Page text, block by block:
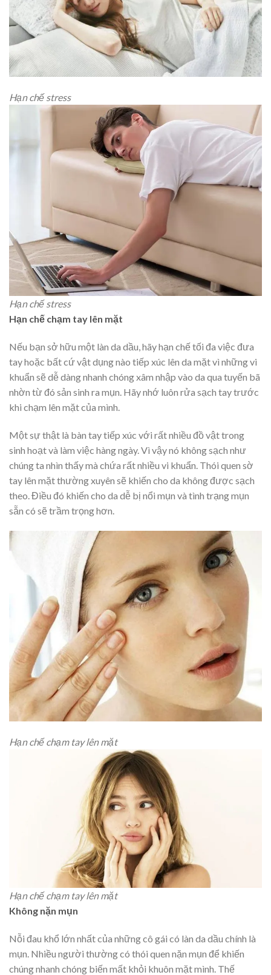
Hạn chế stress
Hạn chế stress
Hạn chế chạm tay lên mặt
Nếu bạn sở hữu một làn da dầu, hãy hạn chế tối đa việc đưa
tay hoặc bất cứ vật dụng nào tiếp xúc lên da mặt vì những vi
khuẩn sẽ dễ dàng nhanh chóng xâm nhập vào da qua tuyến bã
nhờn từ đó sản sinh ra mụn. Hãy nhớ luôn rửa sạch tay trước
khi chạm lên mặt của mình.
Một sự thật là bàn tay tiếp xúc với rất nhiều đồ vật trong
sinh hoạt và làm việc hàng ngày. Vì vậy nó không sạch như
chúng ta nhìn thấy mà chứa rất nhiều vi khuẩn. Thói quen sờ
tay lên mặt thường xuyên sẽ khiến cho da không được sạch
theo. Điều đó khiến cho da dễ bị nổi mụn và tình trạng mụn
sẵn có sẽ trầm trọng hơn.
Hạn chế chạm tay lên mặt
Hạn chế chạm tay lên mặt
Không nặn mụn
Nỗi đau khổ lớn nhất của những cô gái có làn da dầu chính là
mụn. Nhiều người thường có thói quen nặn mụn để khiến
chúng nhanh chóng biến mất khỏi khuôn mặt mình. Thế